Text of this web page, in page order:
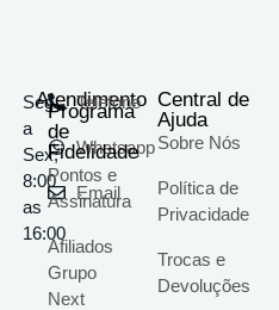
Atendimento
Seg
a
Sex;
8:00
as
16:00
Telefone
Whatsapp
Email
Programa
de
Fidelidade
Pontos e
Assinatura
Afiliados
Grupo
Next
Central de
Ajuda
Sobre Nós
Política de
Privacidade
Trocas e
Devoluções